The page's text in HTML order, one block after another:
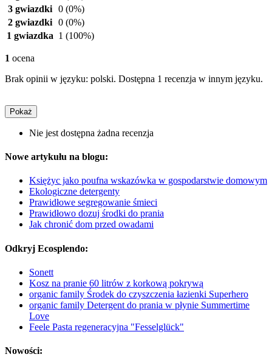
3 gwiazdki 0 (0%)
2 gwiazdki 0 (0%)
1 gwiazdka 1 (100%)
1 ocena
Brak opinii w języku: polski. Dostępna 1 recenzja w innym języku.
Pokaż
Nie jest dostępna żadna recenzja
Nowe artykułu na blogu:
Księżyc jako poufna wskazówka w gospodarstwie domowym
Ekologiczne detergenty
Prawidłowe segregowanie śmieci
Prawidłowo dozuj środki do prania
Jak chronić dom przed owadami
Odkryj Ecosplendo:
Sonett
Kosz na pranie 60 litrów z korkową pokrywą
organic family Środek do czyszczenia łazienki Superhero
organic family Detergent do prania w płynie Summertime
Love
Feele Pasta regeneracyjna "Fesselglück"
Nowości: